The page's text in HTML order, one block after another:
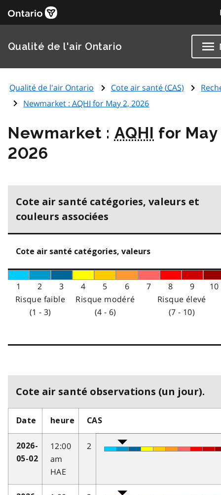
Qualité de l'air Ontario
Qualité de l'air Ontario Cote air santé (CAS)
Newmarket :AQHI for May 2, 2026
Newmarket : AQHI for May
2026
Cote air santé catégories, valeurs et
couleurs associées
Cote air santé catégories, valeurs
1 2 3 4 5 6 7 8 9
10
Risque faible
(1 - 3)
Risque modéré
(4 - 6)
Risque élevé
(7 - 10)
Cote air santé observations (un jour).
Date heure CAS
2026-
05-02
12:00
am
HAE
2